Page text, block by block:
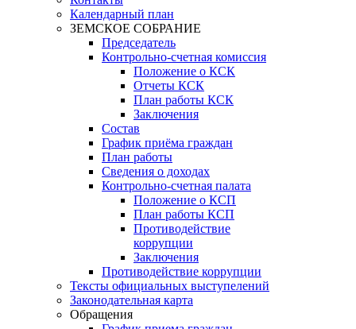
Календарный план
ЗЕМСКОЕ СОБРАНИЕ
Председатель
Контрольно-счетная комиссия
Положение о КСК
Отчеты КСК
План работы КСК
Заключения
Состав
График приёма граждан
План работы
Сведения о доходах
Контрольно-счетная палата
Положение о КСП
План работы КСП
Противодействие
коррупции
Заключения
Противодействие коррупции
Тексты официальных выступелений
Законодательная карта
Обращения